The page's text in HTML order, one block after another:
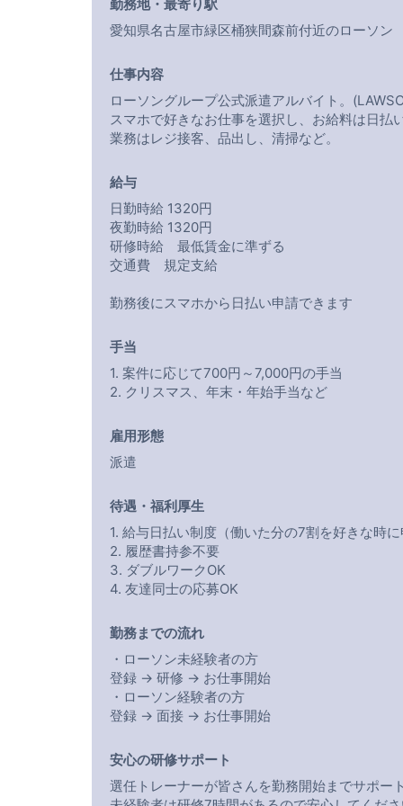
勤務地・最寄り駅
愛知県名古屋市緑区桶狭間森前付近のローソン
仕事内容
ローソングループ公式派遣アルバイト。
スマホで好きなお仕事を選択し、お給料は日払
業務はレジ接客、品出し、清掃など。
給与
日勤時給 1320円
夜勤時給 1320円
研修時給 最低賃金に準ずる
交通費 規定支給
勤務後にスマホから日払い申請できます
手当
1. 案件に応じて700円～7,000円の手当
2. クリスマス、年末・年始手当など
雇用形態
派遣
待遇・福利厚生
1. 給与日払い制度（働いた分の7割を好きな時に
2. 履歴書持参不要
3. ダブルワークOK
4. 友達同士の応募OK
勤務までの流れ
・ローソン未経験者の方
登録 → 研修 → お仕事開始
・ローソン経験者の方
登録 → 面接 → お仕事開始
安心の研修サポート
選任トレーナーが皆さんを勤務開始までサポー